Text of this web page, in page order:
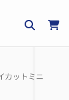
カットミニ